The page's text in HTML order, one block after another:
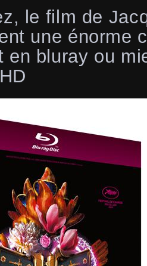
le film de
une énorme
en bluray ou